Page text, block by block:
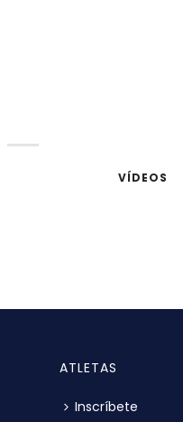
VÍDEOS
ATLETAS
Inscríbete